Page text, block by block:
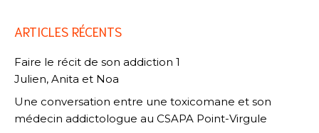
ARTICLES RÉCENTS
Faire le récit de son addiction 1
Julien, Anita et Noa
Une conversation entre une toxicomane et son
médecin addictologue au CSAPA Point-Virgule